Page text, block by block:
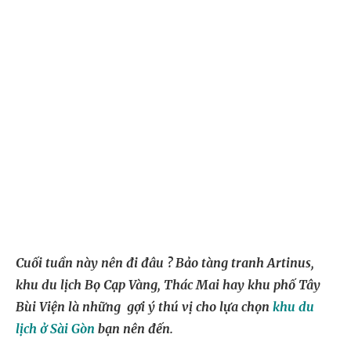
Cuối tuần này nên đi đâu ? Bảo tàng tranh Artinus,
khu du lịch Bọ Cạp Vàng, Thác Mai hay khu phố Tây
Bùi Viện là những gợi ý thú vị cho lựa chọn khu du
lịch ở Sài Gòn bạn nên đến.